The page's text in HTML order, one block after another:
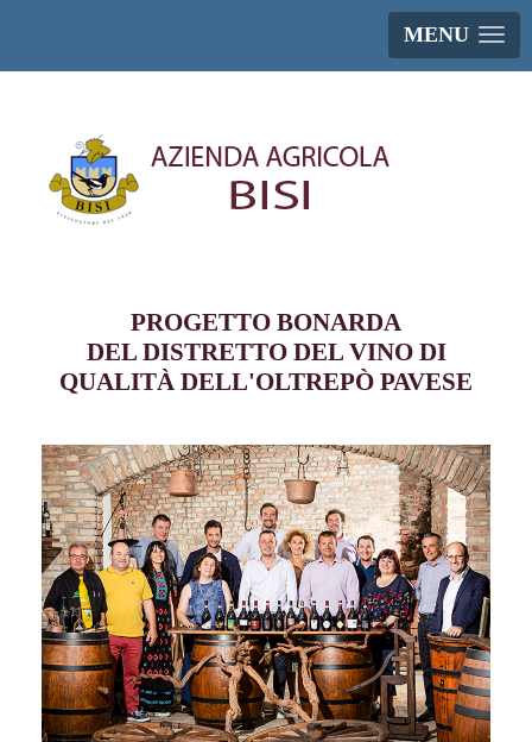
MENU
PROGETTO BONARDA
DEL DISTRETTO DEL VINO DI
QUALITÀ DELL'OLTREPÒ PAVESE